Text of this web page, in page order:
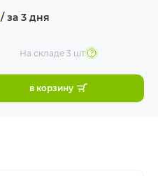
/ за 3 дня
На складе 3 шт
в корзину